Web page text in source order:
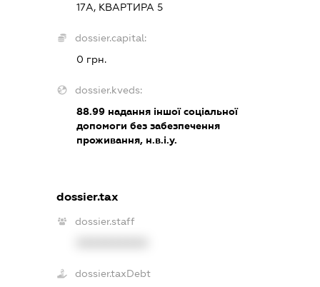
17А, КВАРТИРА 5
dossier.capital:
0 грн.
dossier.kveds:
88.99 надання іншої соціальної
допомоги без забезпечення
проживання, н.в.і.у.
dossier.tax
dossier.staff
dossier.taxDebt